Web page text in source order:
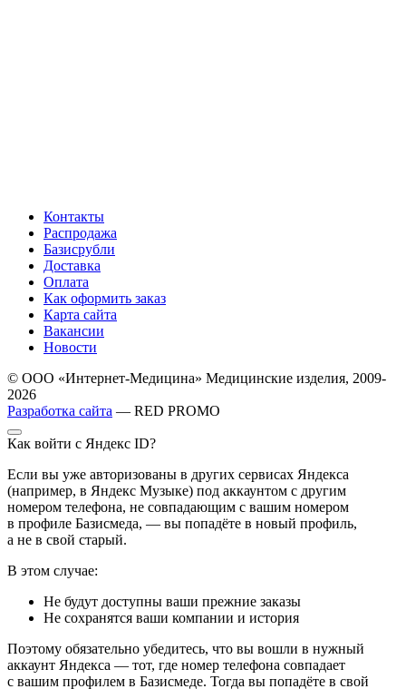
Контакты
Распродажа
Базисрубли
Доставка
Оплата
Как оформить заказ
Карта сайта
Вакансии
Новости
© ООО «Интернет-Медицина» Медицинские изделия, 2009-
2026
Разработка сайта — RED PROMO
Как войти с Яндекс ID?
Если вы уже авторизованы в других сервисах Яндекса
(например, в Яндекс Музыке) под аккаунтом с другим
номером телефона, не совпадающим с вашим номером
в профиле Базисмеда, — вы попадёте в новый профиль,
а не в свой старый.
В этом случае:
Не будут доступны ваши прежние заказы
Не сохранятся ваши компании и история
Поэтому обязательно убедитесь, что вы вошли в нужный
аккаунт Яндекса — тот, где номер телефона совпадает
с вашим профилем в Базисмеде. Тогда вы попадёте в свой